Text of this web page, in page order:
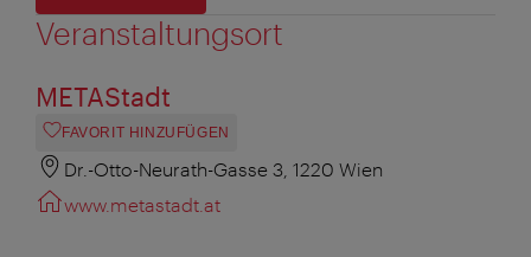
Veranstaltungsort
METAStadt
FAVORIT HINZUFÜGEN
Dr.-Otto-Neurath-Gasse 3, 1220 Wien
www.metastadt.at